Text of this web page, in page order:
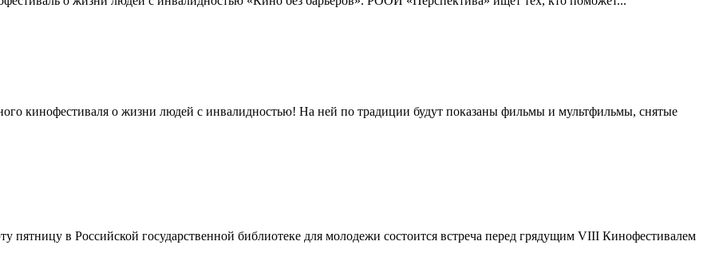
кинофестиваля о жизни людей с инвалидностью! На ней по традиции будут показаны фильмы и мультфильмы, снятые
в Российской государственной библиотеке для молодежи состоится встреча перед грядущим VIII Кинофестивалем